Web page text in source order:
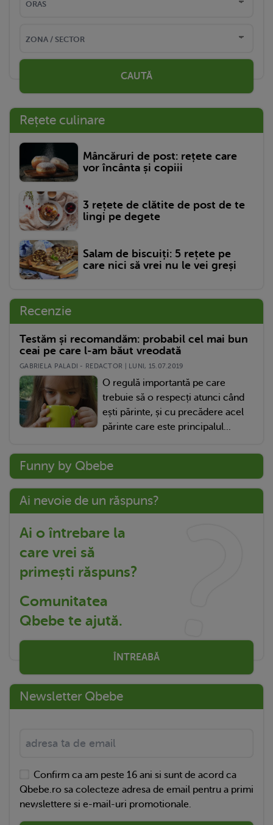
CAUTĂ
Rețete culinare
Mâncăruri de post: rețete care
vor încânta și copiii
3 rețete de clătite de post de te
lingi pe degete
Salam de biscuiți: 5 rețete pe
care nici să vrei nu le vei greși
Recenzie
Testăm și recomandăm: probabil cel mai bun
ceai pe care l-am băut vreodată
GABRIELA PALADI - REDACTOR | LUNI, 15.07.2019
O regulă importantă pe care
trebuie să o respecți atunci când
ești părinte, și cu precădere acel
părinte care este principalul...
Funny by Qbebe
Ai nevoie de un răspuns?
Ai o întrebare la
care vrei să
primești răspuns?
Comunitatea
Qbebe te ajută.
ÎNTREABĂ
Newsletter Qbebe
Confirm ca am peste 16 ani si sunt de acord ca
Qbebe.ro sa colecteze adresa de email pentru a primi
newslettere si e-mail-uri promotionale.